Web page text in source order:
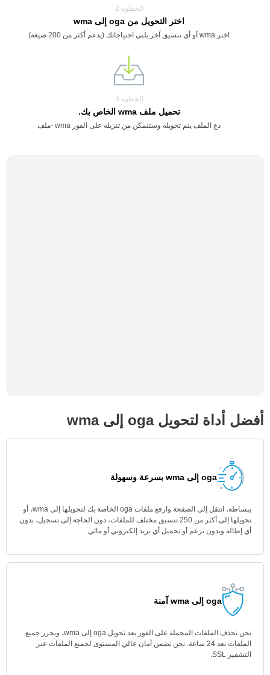
الخطوة 2
اختر التحويل من oga إلى wma
اختر wma أو أي تنسيق آخر يلبي احتياجاتك (يدعم أكثر من 200 صيغة)
الخطوة 3
تحميل ملف wma الخاص بك.
دع الملف يتم تحويله وستتمكن من تنزيله على الفور wma -ملف
أفضل أداة لتحويل oga إلى wma
oga إلى wma بسرعة وسهولة
ببساطة، انتقل إلى الصفحة وارفع ملفات oga الخاصة بك لتحويلها إلى wma، أو
تحويلها إلى أكثر من 250 تنسيق مختلف للملفات، دون الحاجة إلى تسجيل، بدون
أي إطالة وبدون تزعم أو تحميل أي بريد إلكتروني أو مائي.
oga إلى wma آمنة
نحن نحذف الملفات المحملة على الفور بعد تحويل oga إلى wma، ونحرر جميع
الملفات بعد 24 ساعة. نحن نضمن أمان عالي المستوى لجميع الملفات عبر
التشفير SSL.